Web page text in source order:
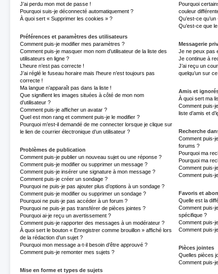
J’ai perdu mon mot de passe !
Pourquoi suis-je déconnecté automatiquement ?
À quoi sert « Supprimer les cookies » ?
Préférences et paramètres des utilisateurs
Comment puis-je modifier mes paramètres ?
Comment puis-je masquer mon nom d’utilisateur de la liste des
utilisateurs en ligne ?
L’heure n’est pas correcte !
J’ai réglé le fuseau horaire mais l’heure n’est toujours pas
correcte !
Ma langue n’apparaît pas dans la liste !
Que signifient les images situées à côté de mon nom
d’utilisateur ?
Comment puis-je afficher un avatar ?
Quel est mon rang et comment puis-je le modifier ?
Pourquoi m’est-il demandé de me connecter lorsque je clique sur
le lien de courrier électronique d’un utilisateur ?
Problèmes de publication
Comment puis-je publier un nouveau sujet ou une réponse ?
Comment puis-je modifier ou supprimer un message ?
Comment puis-je insérer une signature à mon message ?
Comment puis-je créer un sondage ?
Pourquoi ne puis-je pas ajouter plus d’options à un sondage ?
Comment puis-je modifier ou supprimer un sondage ?
Pourquoi ne puis-je pas accéder à un forum ?
Pourquoi ne puis-je pas transférer de pièces jointes ?
Pourquoi ai-je reçu un avertissement ?
Comment puis-je rapporter des messages à un modérateur ?
À quoi sert le bouton « Enregistrer comme brouillon » affiché lors
de la rédaction d’un sujet ?
Pourquoi mon message a-t-il besoin d’être approuvé ?
Comment puis-je remonter mes sujets ?
Mise en forme et types de sujets
Pourquoi
couleur
Qu’est-ce
Qu’est-ce que
Messagerie
Je ne peux pas
Je continue à
J’ai reçu un
quelqu’un sur
Amis et
À quoi sert ma
Comment puis-
liste d’amis et
Recherche
Comment puis-
forums ?
Pourquoi ma
Pourquoi ma
Comment puis-
Comment puis-
Favoris et
Quelle est la
Comment puis-
spécifique ?
Comment puis-
Comment puis-
Pièces jointes
Quelles pièces
Comment puis-